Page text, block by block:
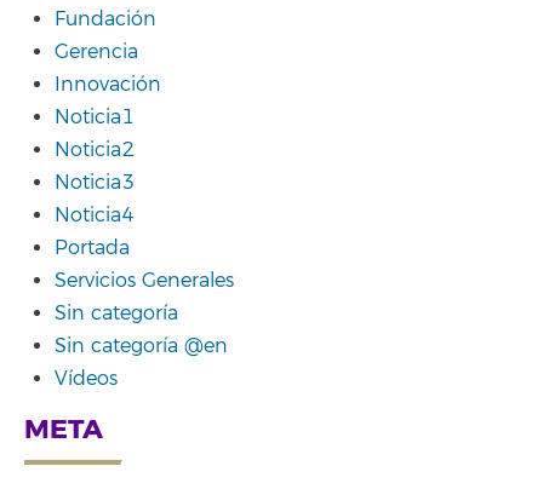
Fundación
Gerencia
Innovación
Noticia1
Noticia2
Noticia3
Noticia4
Portada
Servicios Generales
Sin categoría
Sin categoría @en
Vídeos
META